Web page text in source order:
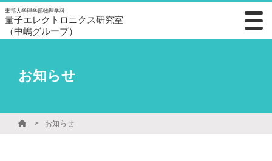
東邦大学理学部物理学科
量子エレクトロニクス研究室
（中嶋グループ）
お知らせ
お知らせ